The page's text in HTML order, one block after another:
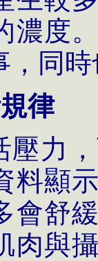
濃度
，同
律
壓力
料顯
會舒
肉與